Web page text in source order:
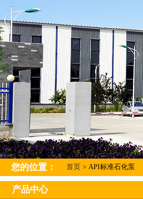
您的位置： 首页 > API标准石化泵
产品中心